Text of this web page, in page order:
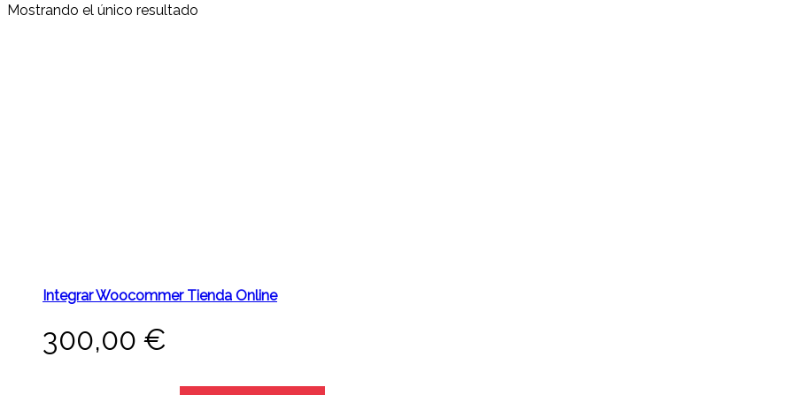
Mostrando el único resultado
Integrar Woocommer Tienda Online
300,00 €